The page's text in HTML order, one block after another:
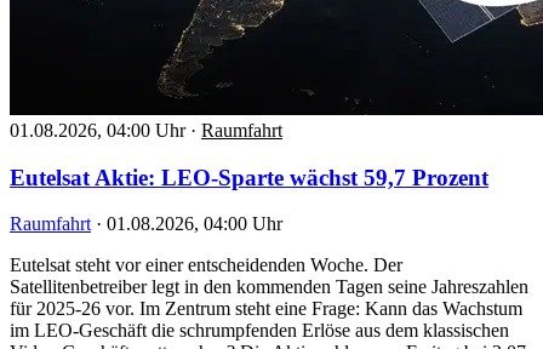
01.08.2026, 04:00 Uhr · Raumfahrt
Eutelsat Aktie: LEO-Sparte wächst 59,7 Prozent
Raumfahrt · 01.08.2026, 04:00 Uhr
Eutelsat steht vor einer entscheidenden Woche. Der
Satellitenbetreiber legt in den kommenden Tagen seine Jahreszahlen
für 2025-26 vor. Im Zentrum steht eine Frage: Kann das Wachstum
im LEO-Geschäft die schrumpfenden Erlöse aus dem klassischen